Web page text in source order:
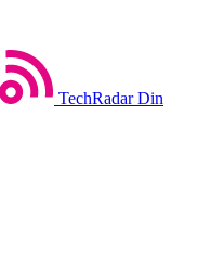
TechRadar Din